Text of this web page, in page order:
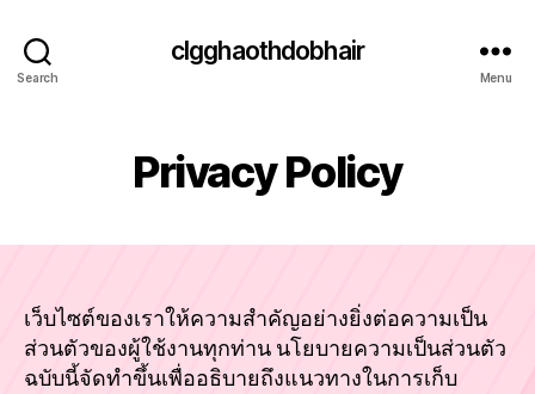
Search
clgghaothdobhair
Menu
Privacy Policy
เว็บไซต์ของเราให้ความสำคัญอย่างยิ่งต่อความเป็น
ส่วนตัวของผู้ใช้งานทุกท่าน นโยบายความเป็นส่วนตัว
ฉบับนี้จัดทำขึ้นเพื่ออธิบายถึงแนวทางในการเก็บ